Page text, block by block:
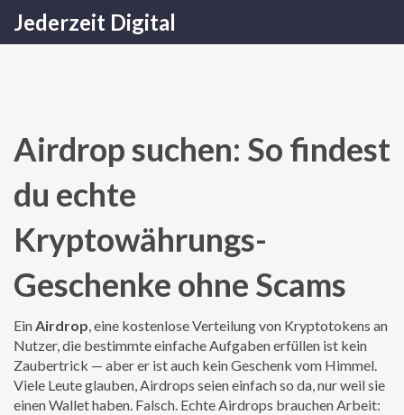
Jederzeit Digital
Airdrop suchen: So findest
du echte
Kryptowährungs-
Geschenke ohne Scams
EinAirdrop,eine kostenlose Verteilung von Kryptotokens an
Nutzer, die bestimmte einfache Aufgaben erfüllen ist kein
Zaubertrick — aber er ist auch kein Geschenk vom Himmel.
Viele Leute glauben, Airdrops seien einfach so da, nur weil sie
einen Wallet haben. Falsch. Echte Airdrops brauchen Arbeit: